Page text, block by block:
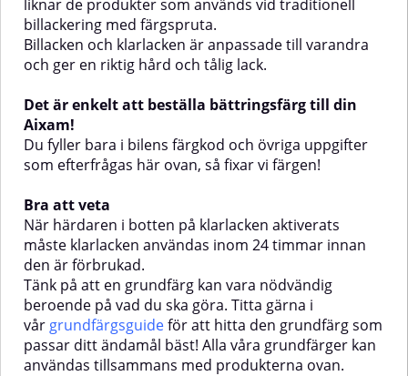
måste klarlacken användas inom
24 timmar innan den är
förbrukad.Tänk på att en
grundfärg kan vara nödvändig
Titta gärna i
vår grundfärgsguide för att hitta
den grundfärg som passar ditt
ändamål bäst! Alla våra
grundfärger kan användas
tillsammans med produkterna
bilen?Se gärna våran guide för
hur du enkelt hittar färgkoden,
du hittar den här.
måste klarlacken användas inom
24 timmar innan den är
förbrukad.Tänk på att en
grundfärg kan vara nödvändig
Titta gärna i
vår grundfärgsguide för att hitta
ändamål bäst! Alla våra
grundfärger kan användas
tillsammans med produkterna
hur du enkelt hittar färgkoden,
du hittar den här.
liknar de produkter som används vid traditionell
billackering med färgspruta.
Billacken och klarlacken är anpassade till varandra
och ger en riktig hård och tålig lack.
Det är enkelt att beställa bättringsfärg till din
Aixam!
Du fyller bara i bilens färgkod och övriga uppgifter
som efterfrågas här ovan, så fixar vi färgen!
Bra att veta
När härdaren i botten på klarlacken aktiverats
måste klarlacken användas inom 24 timmar innan
den är förbrukad.
Tänk på att en grundfärg kan vara nödvändig
beroende på vad du ska göra. Titta gärna i
vår grundfärgsguideför att hitta den grundfärg som
passar ditt ändamål bäst! Alla våra grundfärger kan
användas tillsammans med produkterna ovan.